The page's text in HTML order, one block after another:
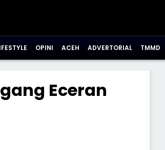
OPINI ACEH ADVERTORIAL TMMD
Eceran